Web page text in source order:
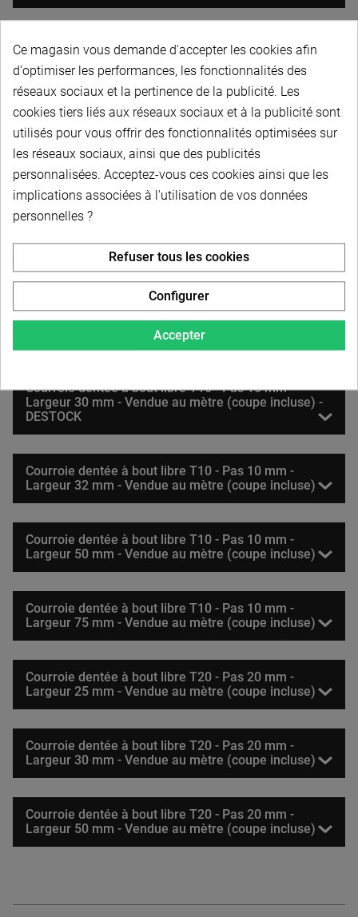
Courroie dentée à bout libre T10 - Pas 10 mm -
Largeur 10 mm - Vendue au mètre (coupe incluse)
Courroie dentée à bout libre T10 - Pas 10 mm -
Largeur 12 mm - Vendue au mètre (coupe incluse) -
Courroie dentée à bout libre T10 - Pas 10 mm -
Largeur 16 mm - Vendue au mètre (coupe incluse)
Courroie dentée à bout libre T10 - Pas 10 mm -
Largeur 20 mm - Vendue au mètre (coupe incluse)
Courroie dentée à bout libre T10 - Pas 10 mm -
Largeur 25 mm - Vendue au mètre (coupe incluse)
Courroie dentée à bout libre T10 - Pas 10 mm -
Largeur 30 mm - Vendue au mètre (coupe incluse) -
DESTOCK
Courroie dentée à bout libre T10 - Pas 10 mm -
Largeur 32 mm - Vendue au mètre (coupe incluse)
Courroie dentée à bout libre T10 - Pas 10 mm -
Largeur 50 mm - Vendue au mètre (coupe incluse)
Courroie dentée à bout libre T10 - Pas 10 mm -
Largeur 75 mm - Vendue au mètre (coupe incluse)
Courroie dentée à bout libre T20 - Pas 20 mm -
Largeur 25 mm - Vendue au mètre (coupe incluse)
Courroie dentée à bout libre T20 - Pas 20 mm -
Largeur 30 mm - Vendue au mètre (coupe incluse)
Courroie dentée à bout libre T20 - Pas 20 mm -
Largeur 50 mm - Vendue au mètre (coupe incluse)
Ce magasin vous demande d'accepter les cookies afin
d'optimiser les performances, les fonctionnalités des
réseaux sociaux et la pertinence de la publicité. Les
cookies tiers liés aux réseaux sociaux et à la publicité sont
utilisés pour vous offrir des fonctionnalités optimisées sur
les réseaux sociaux, ainsi que des publicités
personnalisées. Acceptez-vous ces cookies ainsi que les
implications associées à l'utilisation de vos données
personnelles ?
Accepter
Refuser tous les cookies
Configurer